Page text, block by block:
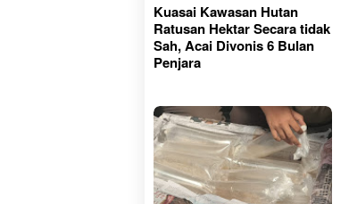
Kuasai Kawasan Hutan
Ratusan Hektar Secara tidak
Sah, Acai Divonis 6 Bulan
Penjara